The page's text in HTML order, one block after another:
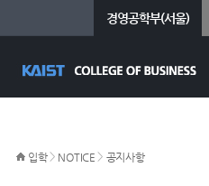
경영공학부(서울)
입학> NOTICE > 공지사항